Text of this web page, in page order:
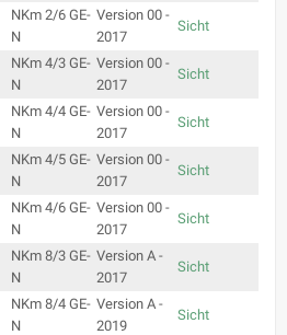
NKm 2/6 GE-
N
Version 00 -
2017
Sicht
NKm 4/3 GE-
N
Version 00 -
2017
Sicht
NKm 4/4 GE-
N
Version 00 -
2017
Sicht
NKm 4/5 GE-
N
Version 00 -
2017
Sicht
NKm 4/6 GE-
N
Version 00 -
2017
Sicht
NKm 8/3 GE-
N
Version A -
2017
Sicht
NKm 8/4 GE-
N
Version A -
2019
Sicht